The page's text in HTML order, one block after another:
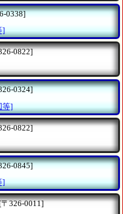
0338]
]
0822]
0324]
等]
0822]
0845]
]
326-0011]